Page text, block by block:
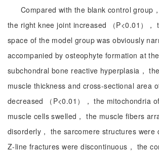
Compared with the blank control group
the right knee joint increased （P<0.01），
space of the model group was obviously
accompanied by osteophyte formation at
subchondral bone reactive hyperplasia，
muscle thickness and cross-sectional area
decreased （P<0.01）， the mitochondria
muscle cells swelled， the muscle fibers
disorderly， the sarcomere structures were
Z-line fractures were discontinuous， the